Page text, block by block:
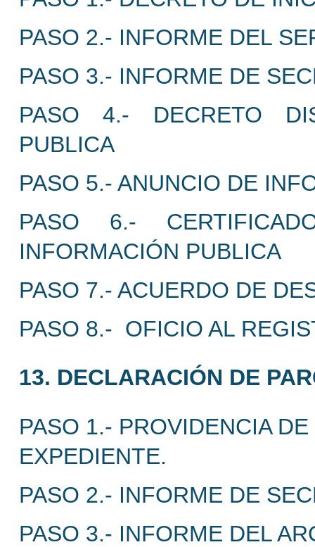
PASO 2.- INFORME DEL
PASO 3.- INFORME DE
PASO 4.- DECRETO
PUBLICA
PASO 5.- ANUNCIO DE
PASO 6.-
INFORMACIÓN PUBLICA
PASO 7.- ACUERDO DE
PASO 8.- OFICIO AL
13. DECLARACIÓN DE
PASO 1.- PROVIDENCIA
EXPEDIENTE.
PASO 2.- INFORME DE
PASO 3.- INFORME DEL